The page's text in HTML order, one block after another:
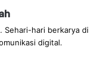
Sehari-hari berkarya di
digital.